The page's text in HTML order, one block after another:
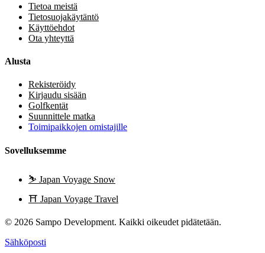
Tietoa meistä
Tietosuojakäytäntö
Käyttöehdot
Ota yhteyttä
Alusta
Rekisteröidy
Kirjaudu sisään
Golfkentät
Suunnittele matka
Toimipaikkojen omistajille
Sovelluksemme
⛷️ Japan Voyage Snow
⛩️ Japan Voyage Travel
© 2026 Sampo Development. Kaikki oikeudet pidätetään.
Sähköposti